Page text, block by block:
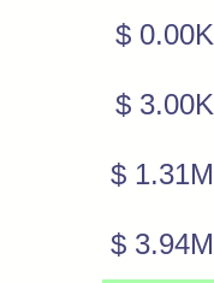
$ 0.00K
$ 3.00K
$ 1.31M
$ 3.94M